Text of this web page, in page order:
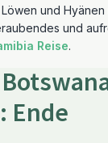
und Hyänen
und
Reise.
Ende